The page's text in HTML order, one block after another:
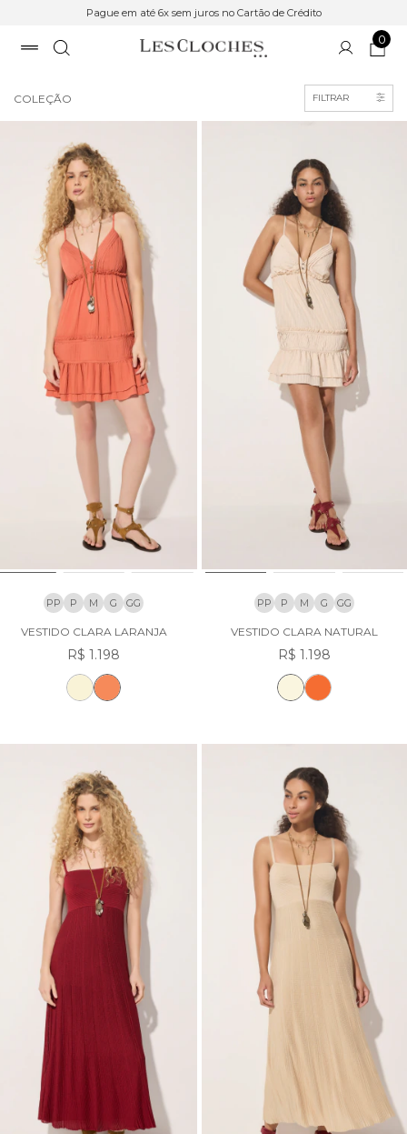
Pague em até 6x sem juros no Cartão de Crédito
0
Início > COLEÇÃO
COLEÇÃO FILTRAR
PP P M G GG
VESTIDO CLARA LARANJA
R$ 1.198
PP P M G GG
VESTIDO CLARA NATURAL
R$ 1.198